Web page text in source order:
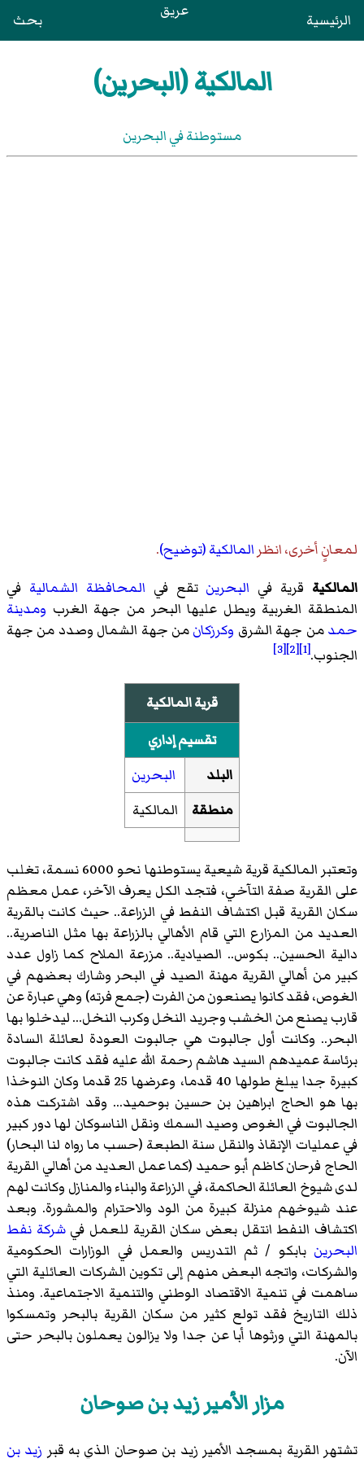
الرئيسية عريق بحث
المالكية (البحرين)
مستوطنة في البحرين
لمعانٍ أخرى، انظر المالكية (توضيح).
المالكية قرية في البحرين تقع في المحافظة الشمالية في
المنطقة الغربية ويطل عليها البحر من جهة الغرب ومدينة
حمدمن جهة الشرق وكرزكانمن جهة الشمال وصدد من جهة
الجنوب.[1]
[2]
[3]
قرية المالكية
تقسيم إداري
البلد
البحرين
منطقة
المالكية
وتعتبر المالكية قرية شيعية يستوطنها نحو 6000 نسمة، تغلب
على القرية صفة التآخي، فتجد الكل يعرف الآخر، عمل معظم
سكان القرية قبل اكتشاف النفط في الزراعة.. حيث كانت بالقرية
العديد من المزارع التي قام الأهالي بالزراعة بها مثل الناصرية..
دالية الحسين.. بكوس.. الصيادية.. مزرعة الملاح كما زاول عدد
كبير من أهالي القرية مهنة الصيد في البحر وشارك بعضهم في
الغوص، فقد كانوا يصنعون من الفرت (جمع فرته) وهي عبارة عن
قارب يصنع من الخشب وجريد النخل وكرب النخل... ليدخلوا بها
البحر.. وكانت أول جالبوت هي جالبوت العودة لعائلة السادة
برئاسة عميدهم السيد هاشم رحمة الله عليه فقد كانت جالبوت
كبيرة جدا يبلغ طولها 40 قدما، وعرضها 25 قدما وكان النوخذا
بها هو الحاج ابراهين بن حسين بوحميد... وقد اشتركت هذه
الجالبوت في الغوص وصيد السمك ونقل الناسوكان لها دور كبير
في عمليات الإنقاذ والنقل سنة الطبعة (حسب ما رواه لنا البحار)
الحاج فرحان كاظم أبو حميد (كما عمل العديد من أهالي القرية
لدى شيوخ العائلة الحاكمة، في الزراعة والبناء والمنازل وكانت لهم
عند شيوخهم منزلة كبيرة من الود والاحترام والمشورة. وبعد
اكتشاف النفط انتقل بعض سكان القرية للعمل فيشركة نفط
البحرين بابكو / ثم التدريس والعمل في الوزارات الحكومية
والشركات، واتجه البعض منهم إلى تكوين الشركات العائلية التي
ساهمت في تنمية الاقتصاد الوطني والتنمية الاجتماعية. ومنذ
ذلك التاريخ فقد تولع كثير من سكان القرية بالبحر وتمسكوا
بالمهنة التي ورثوها أبا عن جدا ولا يزالون يعملون بالبحر حتى
الآن.
مزار الأمير زيد بن صوحان
تشتهر القرية بمسجد الأمير زيد بن صوحان الذي به قبر زيد بن